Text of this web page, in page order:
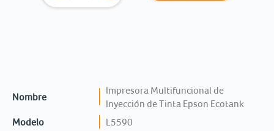
Nombre
Impresora Multifuncional de
Inyección de Tinta Epson Ecotank
Modelo
L5590